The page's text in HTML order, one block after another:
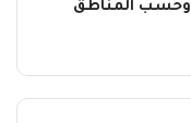
وحسب المناطق